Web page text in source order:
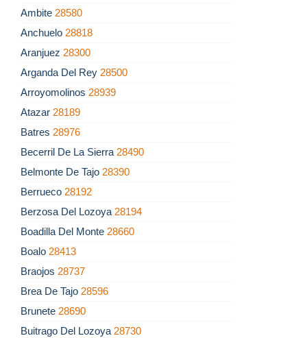
Ambite 28580
Anchuelo 28818
Aranjuez 28300
Arganda Del Rey 28500
Arroyomolinos 28939
Atazar 28189
Batres 28976
Becerril De La Sierra 28490
Belmonte De Tajo 28390
Berrueco 28192
Berzosa Del Lozoya 28194
Boadilla Del Monte 28660
Boalo 28413
Braojos 28737
Brea De Tajo 28596
Brunete 28690
Buitrago Del Lozoya 28730